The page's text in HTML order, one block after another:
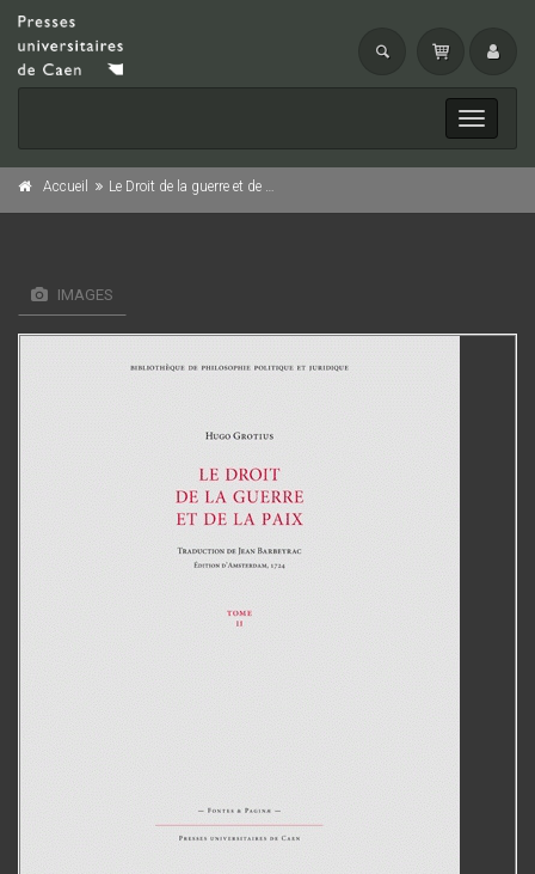
Toggle
Accueil Le Droit de la guerre et de la paix, Tome 2 (Nouvelle édition)
IMAGES